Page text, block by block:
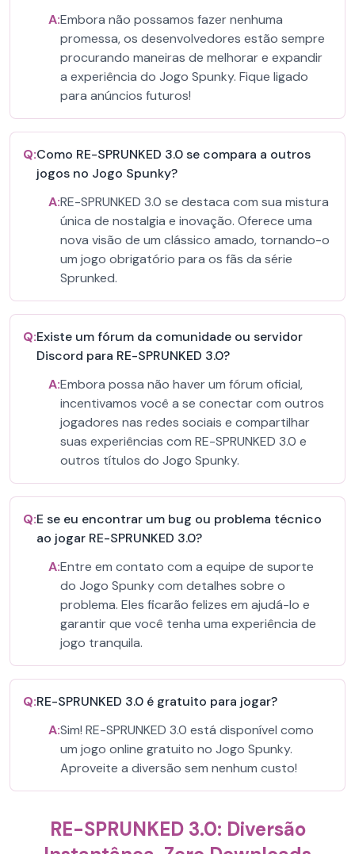
A:Embora não possamos fazer nenhuma
promessa, os desenvolvedores estão sempre
procurando maneiras de melhorar e expandir
a experiência do Jogo Spunky. Fique ligado
para anúncios futuros!
Q:Como RE-SPRUNKED 3.0 se compara a outros
jogos no Jogo Spunky?
A:RE-SPRUNKED 3.0 se destaca com sua mistura
única de nostalgia e inovação. Oferece uma
nova visão de um clássico amado, tornando-o
um jogo obrigatório para os fãs da série
Sprunked.
Q:Existe um fórum da comunidade ou servidor
Discord para RE-SPRUNKED 3.0?
A:Embora possa não haver um fórum oficial,
incentivamos você a se conectar com outros
jogadores nas redes sociais e compartilhar
suas experiências com RE-SPRUNKED 3.0 e
outros títulos do Jogo Spunky.
Q:E se eu encontrar um bug ou problema técnico
ao jogar RE-SPRUNKED 3.0?
A:Entre em contato com a equipe de suporte
do Jogo Spunky com detalhes sobre o
problema. Eles ficarão felizes em ajudá-lo e
garantir que você tenha uma experiência de
jogo tranquila.
Q:RE-SPRUNKED 3.0 é gratuito para jogar?
A:Sim! RE-SPRUNKED 3.0 está disponível como
um jogo online gratuito no Jogo Spunky.
Aproveite a diversão sem nenhum custo!
RE-SPRUNKED 3.0: Diversão